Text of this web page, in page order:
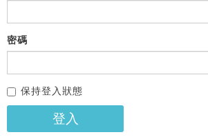
密碼
保持登入狀態
登入